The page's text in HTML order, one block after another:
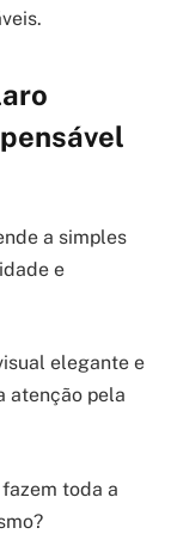
a simples
e
elegante e
atenção pela
toda a